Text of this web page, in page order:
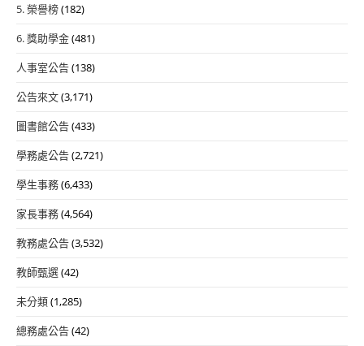
5. 榮譽榜(182)
6. 獎助學金(481)
人事室公告(138)
公告來文(3,171)
圖書館公告(433)
學務處公告(2,721)
學生事務(6,433)
家長事務(4,564)
教務處公告(3,532)
教師甄選(42)
未分類(1,285)
總務處公告(42)